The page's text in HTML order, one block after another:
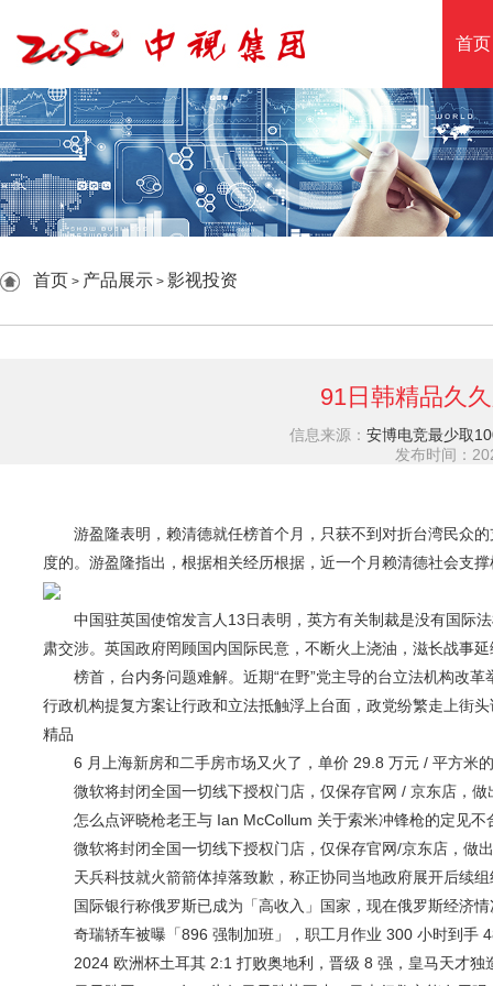
首页
首页 > 产品展示 > 影视投资
91日韩精品久
信息来源： 安博电竞最少取
发布时间：
游盈隆表明，赖清德就任榜首个月，只获不到对折台湾民众的
度的。游盈隆指出，根据相关经历根据，近一个月赖清德社会支
中国驻英国使馆发言人13日表明，英方有关制裁是没有国际
肃交涉。英国政府罔顾国内国际民意，不断火上浇油，滋长战事
榜首，台内务问题难解。近期“在野”党主导的台立法机构改革
行政机构提复方案让行政和立法抵触浮上台面，政党纷繁走上街
精品
6 月上海新房和二手房市场又火了，单价 29.8 万元 / 平方米
微软将封闭全国一切线下授权门店，仅保存官网 / 京东店，做
怎么点评晓枪老王与 Ian McCollum 关于索米冲锋枪的定见不
微软将封闭全国一切线下授权门店，仅保存官网/京东店，做
天兵科技就火箭箭体掉落致歉，称正协同当地政府展开后续组
国际银行称俄罗斯已成为「高收入」国家，现在俄罗斯经济情
奇瑞轿车被曝「896 强制加班」，职工月作业 300 小时到手
2024 欧洲杯土耳其 2:1 打败奥地利，晋级 8 强，皇马天才独